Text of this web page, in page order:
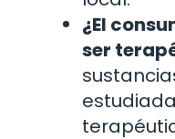
¿El
ser